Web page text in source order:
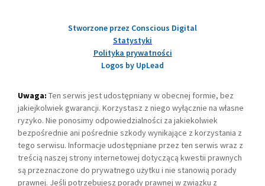
Stworzone przez Conscious Digital
Statystyki
Polityka prywatności
Logos by UpLead
Uwaga: Ten serwis jest udostępniany w obecnej formie, bez
jakiejkolwiek gwarancji. Korzystasz z niego wyłącznie na własne
ryzyko. Nie ponosimy odpowiedzialności za jakiekolwiek
bezpośrednie ani pośrednie szkody wynikające z korzystania z
tego serwisu. Informacje udostępniane przez ten serwis wraz z
treścią naszej strony internetowej dotyczącą kwestii prawnych
są przeznaczone do prywatnego użytku i nie stanowią porady
prawnej. Jeśli potrzebujesz porady prawnej w związku z